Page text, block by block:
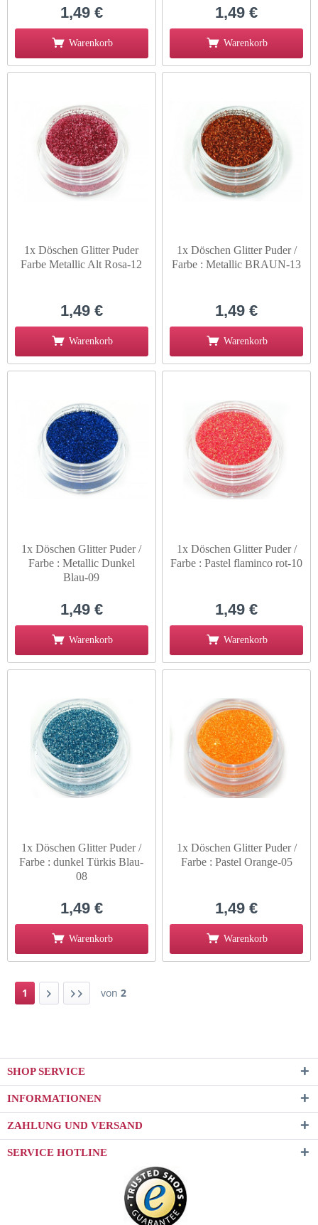
1,49 €
Warenkorb
1,49 €
Warenkorb
1x Döschen Glitter Puder
Farbe Metallic Alt Rosa-12
1,49 €
Warenkorb
1x Döschen Glitter Puder /
Farbe : Metallic BRAUN-13
1,49 €
Warenkorb
1x Döschen Glitter Puder /
Farbe : Metallic Dunkel
Blau-09
1,49 €
Warenkorb
1x Döschen Glitter Puder /
Farbe : Pastel flaminco rot-10
1,49 €
Warenkorb
1x Döschen Glitter Puder /
Farbe : dunkel Türkis Blau-
08
1,49 €
Warenkorb
1x Döschen Glitter Puder /
Farbe : Pastel Orange-05
1,49 €
Warenkorb
1 von 2
SHOP SERVICE
INFORMATIONEN
ZAHLUNG UND VERSAND
SERVICE HOTLINE